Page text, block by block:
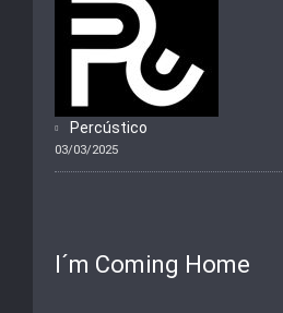
Percústico
03/03/2025
I´m Coming Home